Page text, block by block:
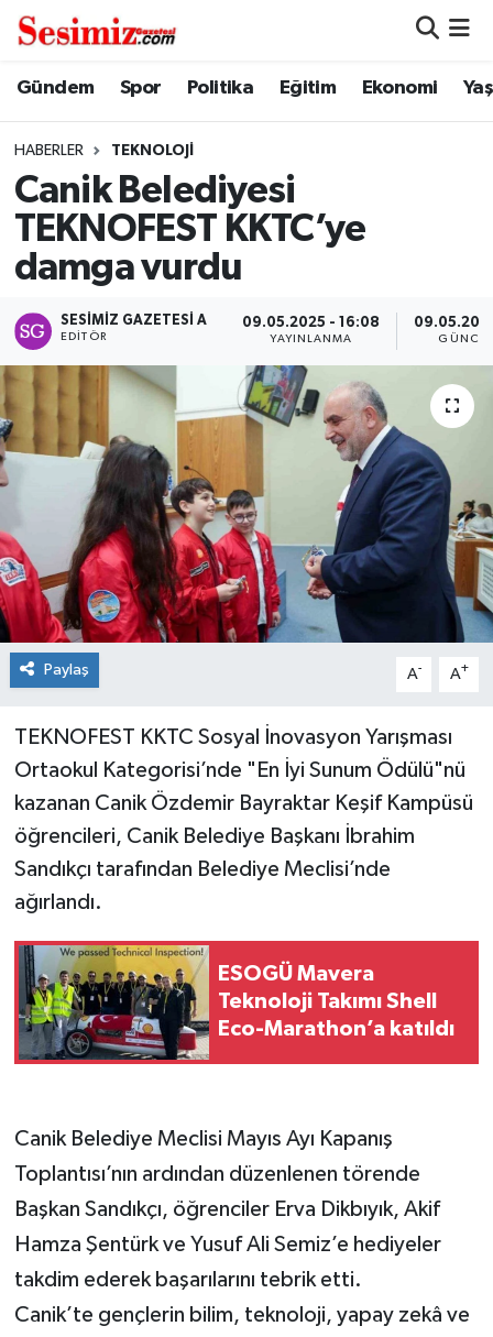
Gündem Spor Politika Eğitim Ekonomi
HABERLER TEKNOLOJI
Canik Belediyesi
TEKNOFEST KKTC’ye
damga vurdu
SESIMIZ GAZETESI A
EDITÖR
09.05.2025 - 16:08
YAYINLANMA
Paylaş A- A+
TEKNOFEST KKTC Sosyal İnovasyon Yarışması
Ortaokul Kategorisi’nde "En İyi Sunum Ödülü"nü
kazanan Canik Özdemir Bayraktar Keşif Kampüsü
öğrencileri, Canik Belediye Başkanı İbrahim
Sandıkçı tarafından Belediye Meclisi’nde
ağırlandı.
ESOGÜ Mavera
Teknoloji Takımı Shell
Eco-Marathon’a katıldı
Canik Belediye Meclisi Mayıs Ayı Kapanış
Toplantısı’nın ardından düzenlenen törende
Başkan Sandıkçı, öğrenciler Erva Dikbıyık, Akif
Hamza Şentürk ve Yusuf Ali Semiz’e hediyeler
takdim ederek başarılarını tebrik etti.
Canik’te gençlerin bilim, teknoloji, yapay zekâ ve
Dünya
Ekonomi
Gündem
Magazin
Politika
Sağlık
Spor
Teknoloji
Tokat Haberleri
Nöbetçi Eczaneler
Namaz Vakitleri
Süper Lig Puan Durumu ve Fikstür
Tüm Manşetler
Son Dakika Haberleri
Haber Arşivi